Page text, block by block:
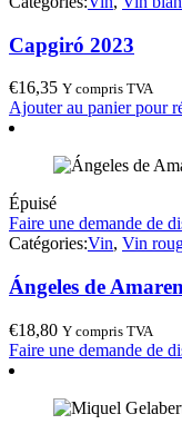
Capgiró 2023
€16,35 Y compris TVA
Ajouter au panier pour
Épuisé
Faire une demande de
Catégories:Vin, Vin
Ángeles de
€18,80 Y compris TVA
Faire une demande de